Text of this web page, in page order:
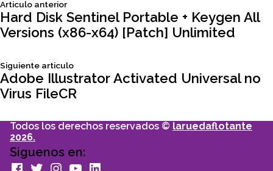
Navegación
entradas
Articulo anteriorSiguiente
articulo:
Hard Disk Sentinel Portable + Keygen All
Versions (x86-x64) [Patch] Unlimited
Siguiente articuloSiguiente
articulo:
Adobe Illustrator Activated Universal no
Virus FileCR
Todos los derechos reservados © laruedaflotante
2026.
Siguenos en:
facebook
TwitterInstagram
youtubeLinkedin